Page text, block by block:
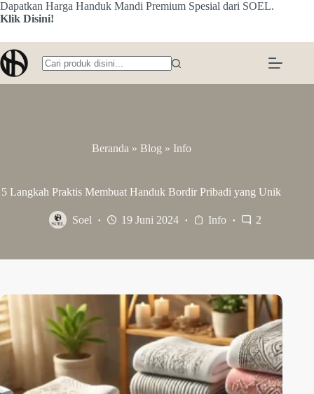
Skip
to
Dapatkan Harga Handuk Mandi Premium Spesial dari SOEL.
Klik Disini!
Beranda » Blog » Info
5 Langkah Praktis Membuat Handuk Bordir Pribadi yang Unik
Soel 19 Juni 2024 Info 2